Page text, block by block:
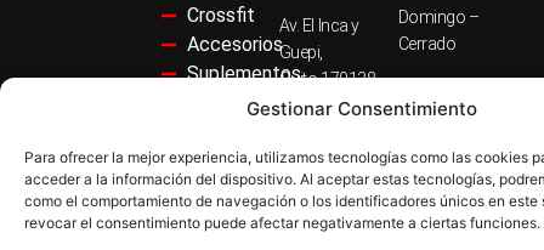
Gestionar Consentimiento
Para ofrecer la mejor experiencia, utilizamos tecnologías como las cookies
acceder a la información del dispositivo. Al aceptar estas tecnologías,
como el comportamiento de navegación o los identificadores únicos en este
revocar el consentimiento puede afectar negativamente a ciertas funciones.
Crossfit
Accesorios
Suplementos
Preguntas
Política de
Privacidad
Política de
Av. El Inca y
Guepi,
Quito 170138
Ecuador
4174
Domingo –
Cerrado
2026